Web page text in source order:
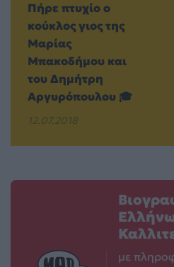
Πήρε πτυχίο ο
κούκλος γιος της
Μαρίας
Μπακοδήμου και
του Δημήτρη
Αργυρόπουλου 🎓
12.07.2018
με